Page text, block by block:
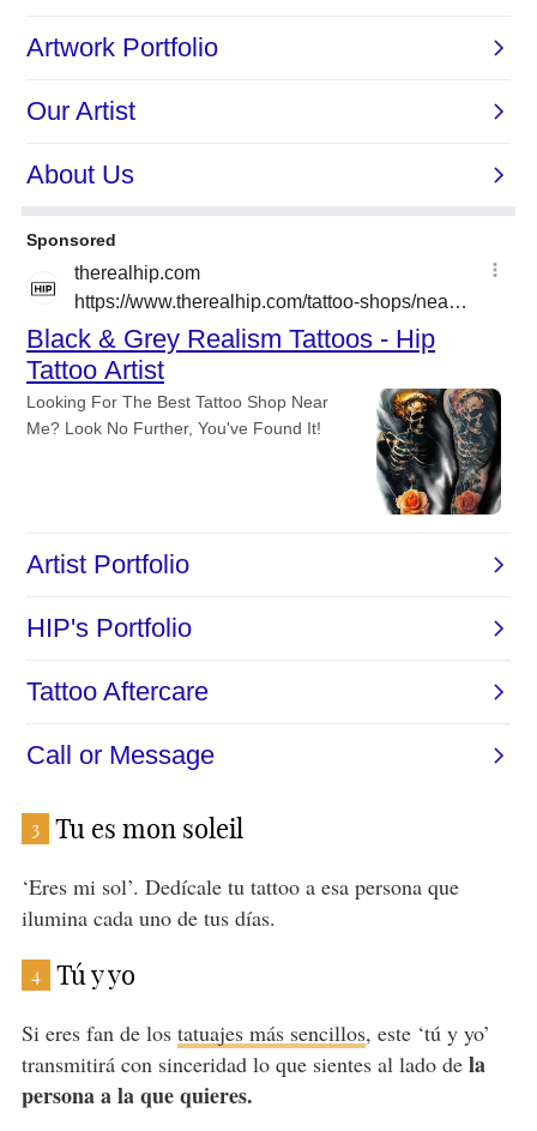
3 Tu es mon soleil
‘Eres mi sol’. Dedícale tu tattoo a esa persona que
ilumina cada uno de tus días.
4 Tú y yo
Si eres fan de los tatuajes más sencillos, este ‘tú y yo’
transmitirá con sinceridad lo que sientes al lado dela
persona a la que quieres.